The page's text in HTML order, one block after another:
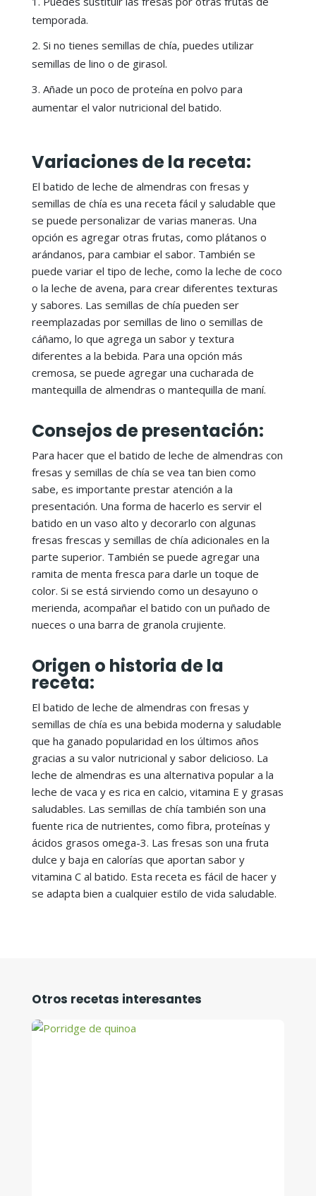
temporada.
Si no tienes semillas de chía, puedes utilizar
semillas de lino o de girasol.
Añade un poco de proteína en polvo para
aumentar el valor nutricional del batido.
Variaciones de la receta:
El batido de leche de almendras con fresas y
semillas de chía es una receta fácil y saludable que
se puede personalizar de varias maneras. Una
opción es agregar otras frutas, como plátanos o
arándanos, para cambiar el sabor. También se
puede variar el tipo de leche, como la leche de coco
o la leche de avena, para crear diferentes texturas
y sabores. Las semillas de chía pueden ser
reemplazadas por semillas de lino o semillas de
cáñamo, lo que agrega un sabor y textura
diferentes a la bebida. Para una opción más
cremosa, se puede agregar una cucharada de
mantequilla de almendras o mantequilla de maní.
Consejos de presentación:
Para hacer que el batido de leche de almendras con
fresas y semillas de chía se vea tan bien como
sabe, es importante prestar atención a la
presentación. Una forma de hacerlo es servir el
batido en un vaso alto y decorarlo con algunas
fresas frescas y semillas de chía adicionales en la
parte superior. También se puede agregar una
ramita de menta fresca para darle un toque de
color. Si se está sirviendo como un desayuno o
merienda, acompañar el batido con un puñado de
nueces o una barra de granola crujiente.
Origen o historia de la
receta:
El batido de leche de almendras con fresas y
semillas de chía es una bebida moderna y saludable
que ha ganado popularidad en los últimos años
gracias a su valor nutricional y sabor delicioso. La
leche de almendras es una alternativa popular a la
leche de vaca y es rica en calcio, vitamina E y grasas
saludables. Las semillas de chía también son una
fuente rica de nutrientes, como fibra, proteínas y
ácidos grasos omega-3. Las fresas son una fruta
dulce y baja en calorías que aportan sabor y
vitamina C al batido. Esta receta es fácil de hacer y
se adapta bien a cualquier estilo de vida saludable.
Otros recetas interesantes